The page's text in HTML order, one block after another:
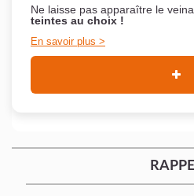
Ne laisse pas apparaître le
teintes au choix !
En savoir plus